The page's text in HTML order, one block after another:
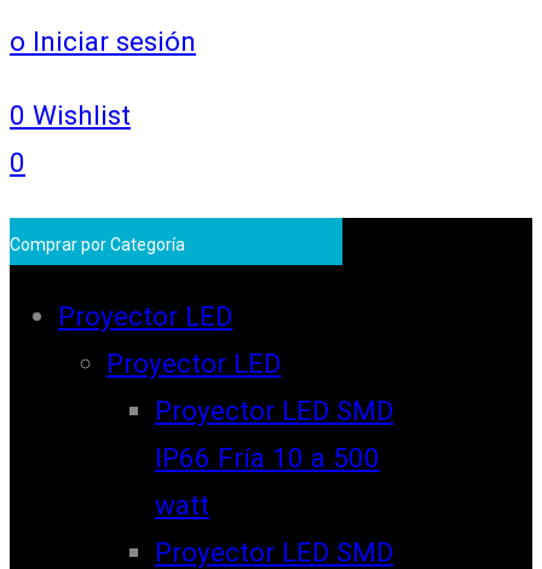
o Iniciar sesión
0 Wishlist
0
Comprar por Categoría
Proyector LED
Proyector LED
Proyector LED SMD
IP66 Fría 10 a 500
watt
Proyector LED SMD